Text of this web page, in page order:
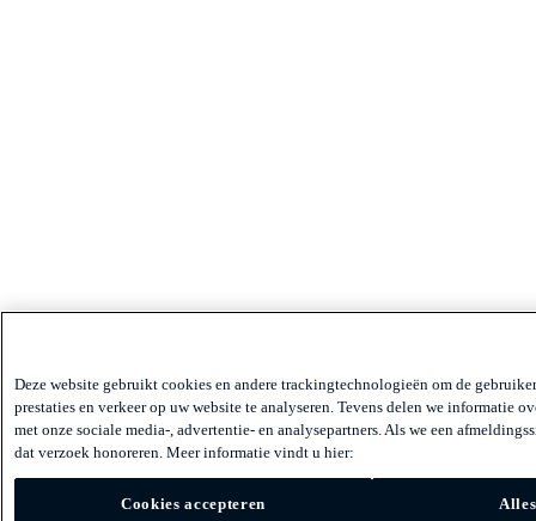
Deze website gebruikt cookies en andere trackingtechnologieën om de
prestaties en verkeer op uw website te analyseren. Tevens delen we informatie
met onze sociale media-, advertentie- en analysepartners. Als we een
dat verzoek honoreren. Meer informatie vindt u hier:
Cookies accepteren